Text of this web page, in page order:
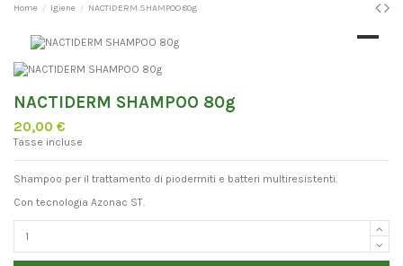
Home Igiene NACTIDERM SHAMPOO 80g
NACTIDERM SHAMPOO 80g
20,00 €
Tasse incluse
Shampoo per il trattamento di piodermiti e batteri multiresistenti.
Con tecnologia Azonac ST.